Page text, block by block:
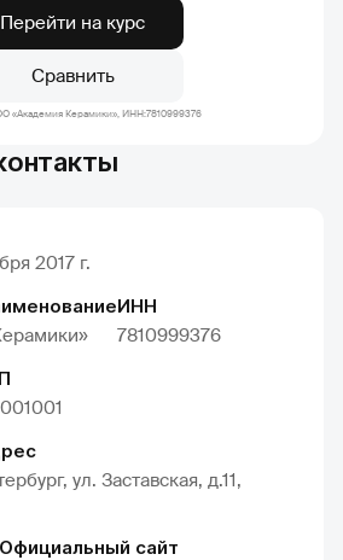
Перейти на курс
Сравнить
«Академия Керамики», ИНН:7810999376
2017 г.
ИНН
7810999376
ул. Заставская, д.11,
Официальный сайт